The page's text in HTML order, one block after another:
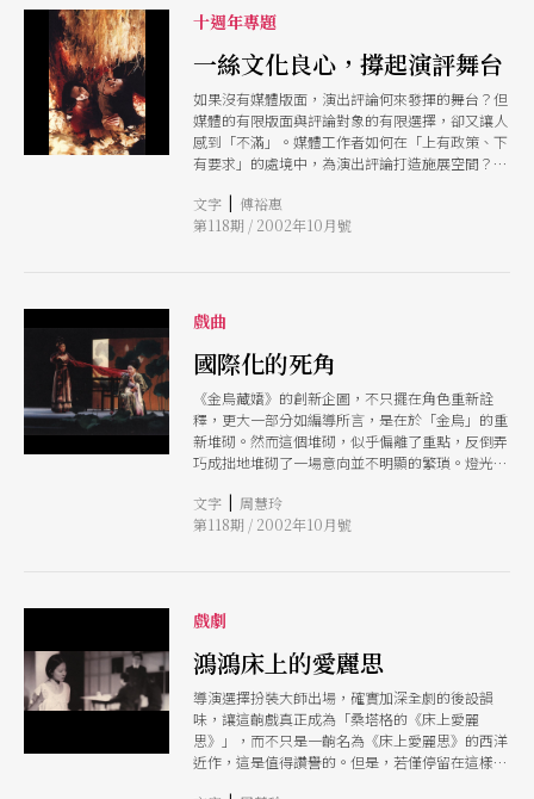
十週年專題
一絲文化良心，撐起演評舞台
如果沒有媒體版面，演出評論何來發揮的舞台？但
媒體的有限版面與評論對象的有限選擇，卻又讓人
感到「不滿」。媒體工作者如何在「上有政策、下
有要求」的處境中，為演出評論打造施展空間？請
文字 | 傅裕惠
第118期 / 2002年10月號
戲曲
國際化的死角
《金烏藏嬌》的創新企圖，不只擺在角色重新詮
釋，更大一部分如編導所言，是在於「金烏」的重
新堆砌。然而這個堆砌，似乎偏離了重點，反倒弄
巧成拙地堆砌了一場意向並不明顯的繁瑣。燈光的
量的文化符碼，但它們的意義，沒有超越填補空白
的心理焦慮。
文字 | 周慧玲
第118期 / 2002年10月號
戲劇
鴻鴻床上的愛麗思
導演選擇扮裝大師出場，確實加深全劇的後設韻
味，讓這齣戲真正成為「桑塔格的《床上愛麗
思》」，而不只是一齣名為《床上愛麗思》的西洋
近作，這是值得讚譽的。但是，若僅停留在這樣的